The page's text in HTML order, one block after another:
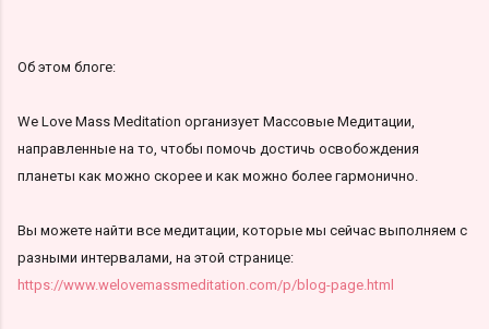
Об этом блоге:
We Love Mass Meditation организует Массовые Медитации,
направленные на то, чтобы помочь достичь освобождения
планеты как можно скорее и как можно более гармонично.
Вы можете найти все медитации, которые мы сейчас выполняем с
разными интервалами, на этой странице:
https://www.welovemassmeditation.com/p/blog-page.html